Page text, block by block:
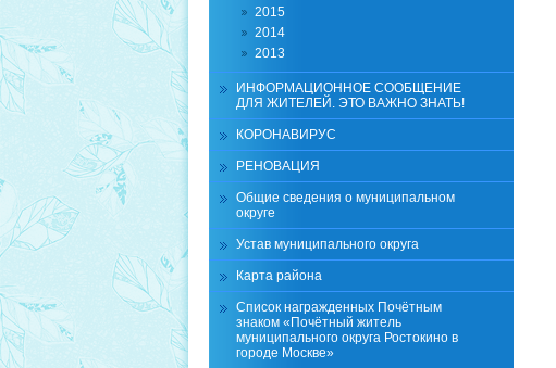
2015
2014
2013
ИНФОРМАЦИОННОЕ СООБЩЕНИЕ
ДЛЯ ЖИТЕЛЕЙ. ЭТО ВАЖНО ЗНАТЬ!
КОРОНАВИРУС
РЕНОВАЦИЯ
Общие сведения о муниципальном
округе
Устав муниципального округа
Карта района
Список награжденных Почётным
знаком «Почётный житель
муниципального округа Ростокино в
городе Москве»